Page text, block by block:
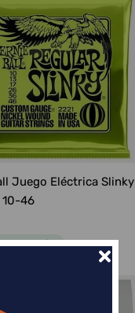
Juego Eléctrica Slinky
10-46
en 1-2 días